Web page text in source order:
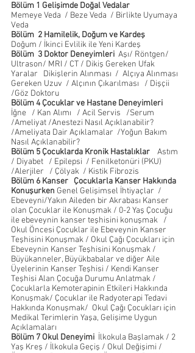
Bölüm 1 Gelişimde Doğal Vedalar
Memeye Veda  / Beze Veda  / Birlikte Uyumaya
Veda
Bölüm  2 Hamilelik, Doğum ve Kardeş
Doğum / İkinci Evlilik ile Yeni Kardeş
Bölüm  3 Doktor Deneyimleri Aşı/ Röntgen/
Ultrason/ MRI / CT / Dikiş Gereken Ufak
Yaralar   Dikişlerin Alınması  /  Alçıya Alınması
Gereken Uzuv  / Alçının Çıkarılması   / Dişçii
/Göz Doktoru
Bölüm 4 Çocuklar ve Hastane Deneyimleri
İğne   / Kan Alımı   / Acil Servis   /Serum
/Ameliyat /Anestezi Nasıl Açıklanabilir?
/Ameliyata Dair Açıklamalar  /Yoğun Bakım
Nasıl Açıklanabilir?
Bölüm 5 Çocuklarda Kronik Hastalıklar
Astım
/ Diyabet   / Epilepsi  / Fenilketonüri (PKU)
/Alerjiler   / Çölyak  / Kistik Fibrozis
Bölüm 6 Kanser   Çocuklarla Kanser Hakkında
Konuşurken Genel Gelişimsel İhtiyaçlar  /
Ebeveyni/Yakın Aileden bir Akrabası Kanser
olan Çocuklar ile Konuşmak / 0-2 Yaş Çocuğu
ile ebeveynin kanser teşhisini konuşmak   /
Okul Öncesi Çocuklar ile Ebeveynin Kanser
Teşhisini Konuşmak / Okul Çağı Çocukları için
Ebeveynin Kanser Teşhisini Konuşmak /
Büyükanneler, Büyükbabalar ve diğer Aile
Üyelerinin Kanser Teşhisi / Kendi Kanser
Teşhisi Alan Çocuğa Durumu Anlatmak /
Çocuklarla Kemoterapinin Etkileri Hakkında
Konuşmak/ Çocuklar ile Radyoterapi Tedavi
Hakkında Konuşmak/  Okul Çağı Çocukları için
Medikal Terimlerin Yaşa, Gelişime Uygun
Açıklamaları
Bölüm 7 Okul Deneyimi İlkokula Başlamak / 2
Yaş Kreş / İlkokula Geçiş / Okul Değişimi /